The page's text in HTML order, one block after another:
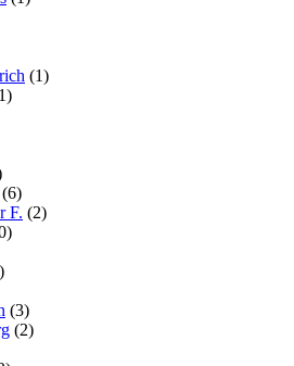
(1)
(6)
F. (2)
(3)
(2)